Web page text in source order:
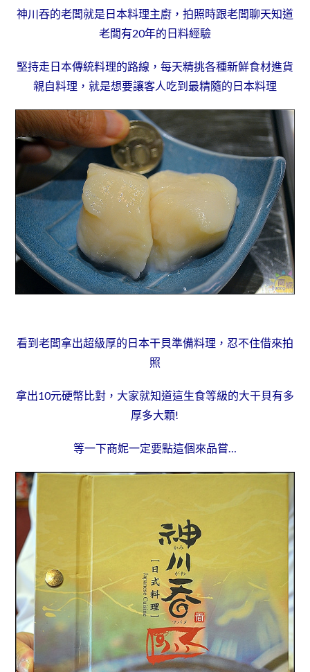
神川吞的老闆就是日本料理主廚，拍照時跟老闆聊天知道
老闆有20年的日料經驗
堅持走日本傳統料理的路線，每天精挑各種新鮮食材進貨
親自料理，就是想要讓客人吃到最精隨的日本料理
看到老闆拿出超級厚的日本干貝準備料理，忍不住借來拍
照
拿出10元硬幣比對，大家就知道這生食等級的大干貝有多
厚多大顆!
等一下商妮一定要點這個來品嘗…